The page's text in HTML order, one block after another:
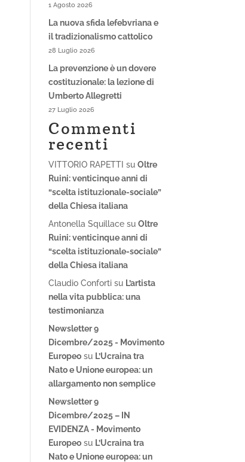
1 Agosto 2026
La nuova sfida lefebvriana e
il tradizionalismo cattolico
28 Luglio 2026
La prevenzione è un dovere
costituzionale: la lezione di
Umberto Allegretti
27 Luglio 2026
Commenti
recenti
VITTORIO RAPETTI suOltre
Ruini: venticinque anni di
“scelta istituzionale-sociale”
della Chiesa italiana
Antonella Squillace suOltre
Ruini: venticinque anni di
“scelta istituzionale-sociale”
della Chiesa italiana
Claudio Conforti su L’artista
nella vita pubblica: una
testimonianza
Newsletter 9
Dicembre/2025 - Movimento
Europeo su L’Ucraina tra
Nato e Unione europea: un
allargamento non semplice
Newsletter 9
Dicembre/2025 – IN
EVIDENZA - Movimento
Europeo su L’Ucraina tra
Nato e Unione europea: un